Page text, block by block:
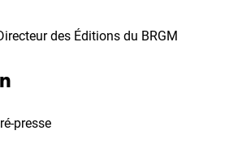
des Éditions du BRGM
presse